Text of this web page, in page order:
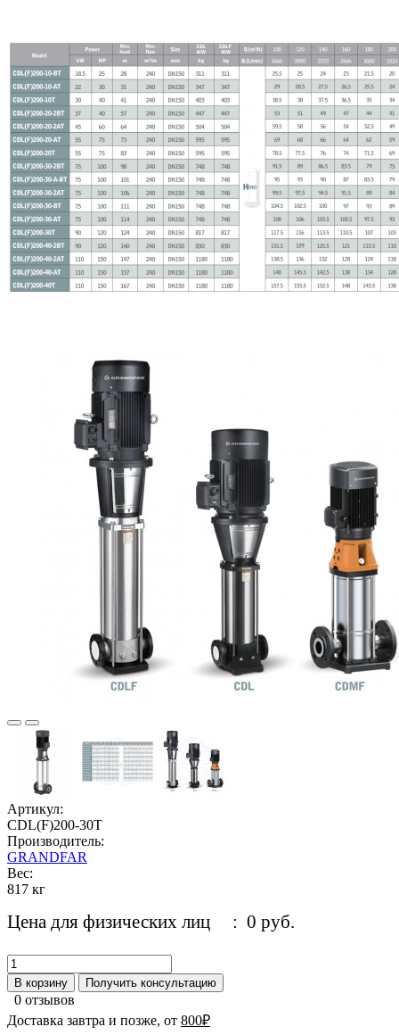
Артикул:
CDL(F)200-30T
Производитель:
GRANDFAR
Вес:
817 кг
Цена для физических лиц : 0 руб.
В корзину Получить консультацию
0 отзывов
Доставка завтра и позже, от 800₽